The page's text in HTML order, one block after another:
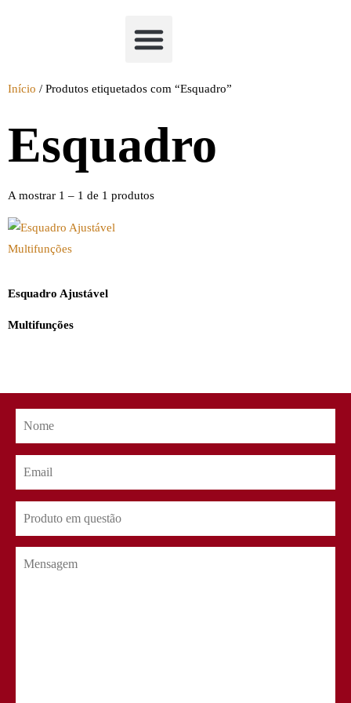
Início / Produtos etiquetados com “Esquadro”
Esquadro
A mostrar 1 – 1 de 1 produtos
Esquadro Ajustável
Multifunções